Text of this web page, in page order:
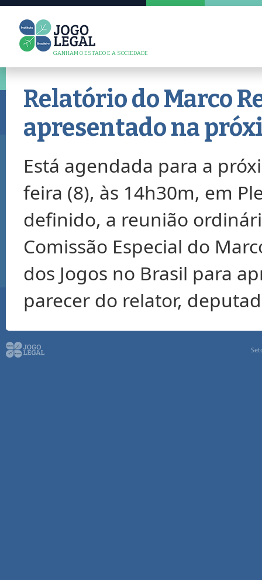
GANHAM O ESTADO E A SOCIEDADE
Relatório do Marco
apresentado na
Está agendada para a
feira (8), às 14h30m, em
definido, a reunião
Comissão Especial do
dos Jogos no Brasil para
parecer do relator,